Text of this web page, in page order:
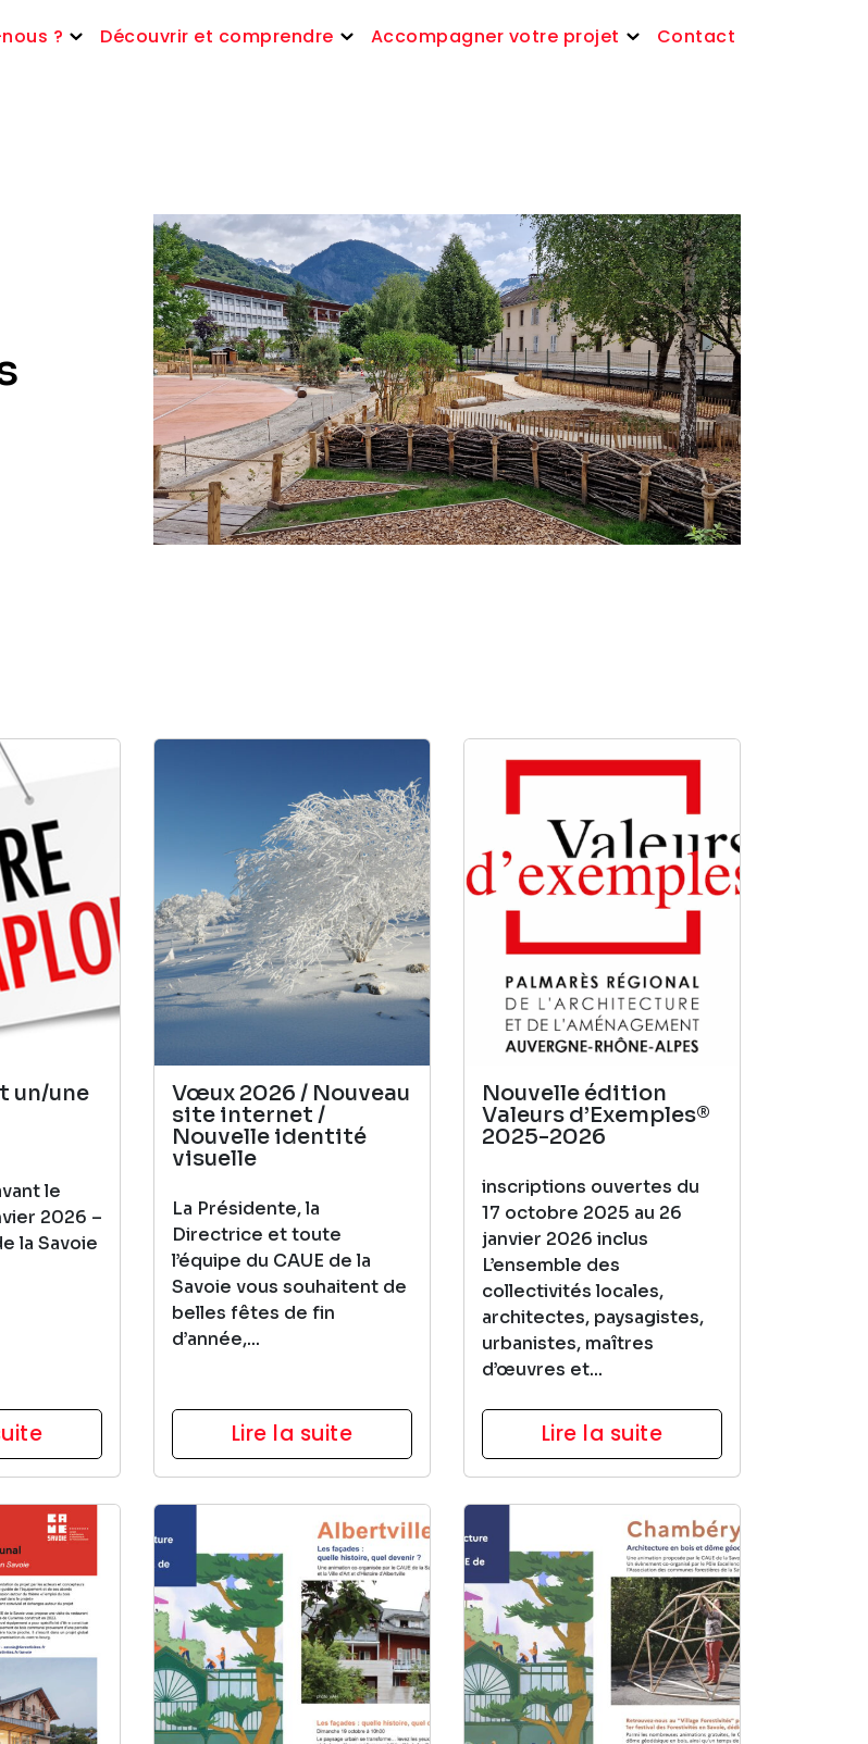
? Découvrir et comprendre Accompagner votre projet Contact
un/une
le
2026 –
la Savoie
Vœux 2026 / Nouveau
site internet /
Nouvelle identité
visuelle
La Présidente, la
Directrice et toute
l’équipe du CAUE de la
Savoie vous souhaitent de
belles fêtes de fin
d’année,...
Lire la suite
Nouvelle édition
Valeurs d’Exemples®
2025-2026
inscriptions ouvertes du
17 octobre 2025 au 26
janvier 2026 inclus
L’ensemble des
collectivités locales,
architectes, paysagistes,
urbanistes, maîtres
d’œuvres et...
Lire la suite